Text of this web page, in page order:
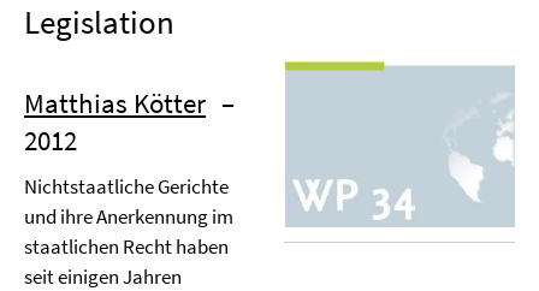
Legislation
Matthias Kötter –
2012
Nichtstaatliche Gerichte
und ihre Anerkennung im
staatlichen Recht haben
seit einigen Jahren